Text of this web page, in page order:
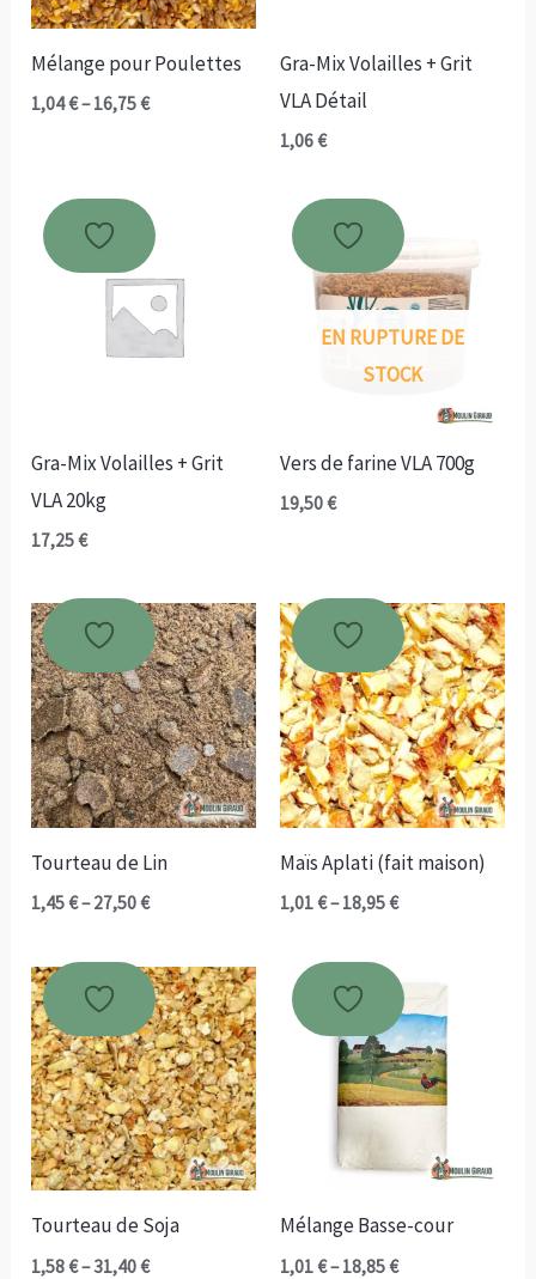
Mélange pour Poulettes
1,04€–16,75€
Plage
16,75 €
Gra-Mix Volailles + Grit
VLA Détail
1,06€
Gra-Mix Volailles + Grit
VLA 20kg
17,25€
EN RUPTURE DE
STOCK
Vers de farine VLA 700g
19,50€
Tourteau de Lin
1,45€–27,50€
Plage
1,45 €
à
27,50 €
Maïs Aplati (fait maison)
1,01€–18,95€
Plage
1,01 €
18,95 €
Tourteau de Soja
1,58€–31,40€
Plage
Mélange Basse-cour
1,01€–18,85€
Plage